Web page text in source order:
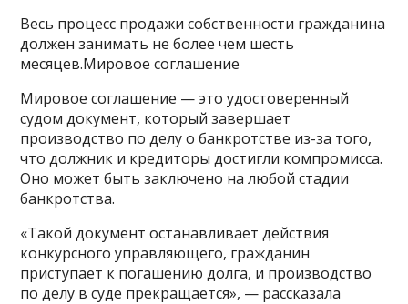
Весь процесс продажи собственности гражданина
должен занимать не более чем шесть
месяцев.Мировое соглашение
Мировое соглашение — это удостоверенный
судом документ, который завершает
производство по делу о банкротстве из-за того,
что должник и кредиторы достигли компромисса.
Оно может быть заключено на любой стадии
банкротства.
«Такой документ останавливает действия
конкурсного управляющего, гражданин
приступает к погашению долга, и производство
по делу в суде прекращается», — рассказала